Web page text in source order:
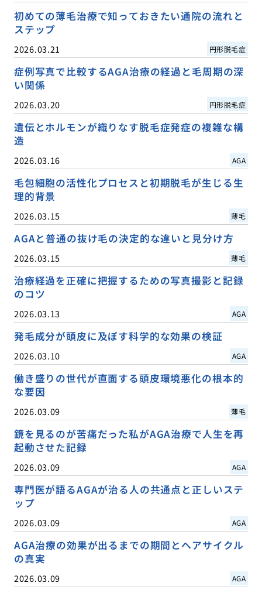
初めての薄毛治療で知っておきたい通院の流れと
ステップ
2026.03.21 円形脱毛症
症例写真で比較するAGA治療の経過と毛周期の深
い関係
2026.03.20 円形脱毛症
遺伝とホルモンが織りなす脱毛症発症の複雑な構
造
2026.03.16 AGA
毛包細胞の活性化プロセスと初期脱毛が生じる生
理的背景
2026.03.15 薄毛
AGAと普通の抜け毛の決定的な違いと見分け方
2026.03.15 薄毛
治療経過を正確に把握するための写真撮影と記録
のコツ
2026.03.13 AGA
発毛成分が頭皮に及ぼす科学的な効果の検証
2026.03.10 AGA
働き盛りの世代が直面する頭皮環境悪化の根本的
な要因
2026.03.09 薄毛
鏡を見るのが苦痛だった私がAGA治療で人生を再
起動させた記録
2026.03.09 AGA
専門医が語るAGAが治る人の共通点と正しいステ
ップ
2026.03.09 AGA
AGA治療の効果が出るまでの期間とヘアサイクル
の真実
2026.03.09 AGA